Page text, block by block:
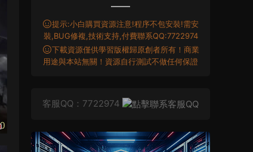
提示:小白購買資源注意!程序不包安裝!需安
裝,BUG修複,技術支持,付費聯系QQ:7722974
下載資源僅供學習版權歸原創者所有！商業
用途與本站無關！資源自行測試不做任何保證
客服QQ：7722974